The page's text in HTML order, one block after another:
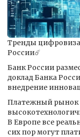
Тренды
России☄️
Банк России
доклад Банка
внедрение
Платежный рынок
В Европе все
сих пор могут